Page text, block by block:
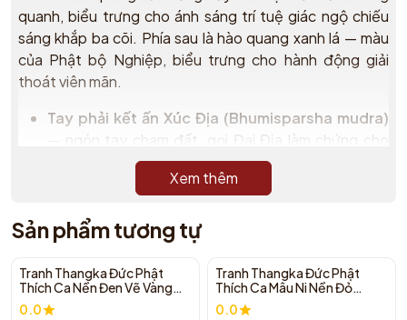
quanh, biểu trưng cho ánh sáng trí tuệ giác ngộ chiếu
sáng khắp ba cõi. Phía sau là hào quang xanh lá — màu
của Phật bộ Nghiệp, biểu trưng cho hành động giải
thoát viên mãn.
Tay phải kết ấn Xúc Địa (Bhumisparsha mudra)
— ngón tay chạm đất, gọi Đại Địa làm chứng cho
khoảnh khắc giác ngộ dưới cội Bồ Đề, hàng phục
cho hạnh khiêm cung, tuỳ duyên hoá độ và con
đường trung đạo không chấp thủ
Hào quang cầu vồng rực rỡ— ánh sáng ngũ trí toả
khắp, biểu trưng cho sự viên mãn của Ngũ Trí Như
Lai hội tụ trong một thân
Xem thêm
Sản phẩm tương tự
Tranh Thangka Đức Phật
Thích Ca Nền Đen Vẽ Vàng
117x155cm | Pháp Tạng
0.0
Tranh Thangka Đức Phật
Thích Ca Mâu Ni Nền Đỏ
59x77cm | Pháp Tạng
0.0